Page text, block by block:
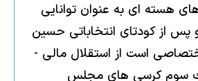
هسته اى به عنوان توانايى
پس از كودتاى انتخاباتى حسين
است از استقلال مالى -
يك سوم كرسى هاى مجلس